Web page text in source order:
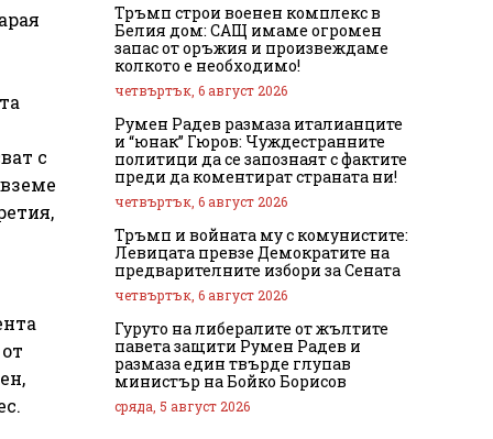
с
Тръмп строи военен комплекс в
Белия дом: САЩ имаме огромен
запас от оръжия и произвеждаме
колкото е необходимо!
четвъртък, 6 август 2026
Румен Радев размаза италианците
и “юнак” Гюров: Чуждестранните
политици да се запознаят с фактите
преди да коментират страната ни!
четвъртък, 6 август 2026
Тръмп и войната му с комунистите:
Левицата превзе Демократите на
предварителните избори за Сената
четвъртък, 6 август 2026
Гуруто на либералите от жълтите
павета защити Румен Радев и
размаза един твърде глупав
министър на Бойко Борисов
сряда, 5 август 2026